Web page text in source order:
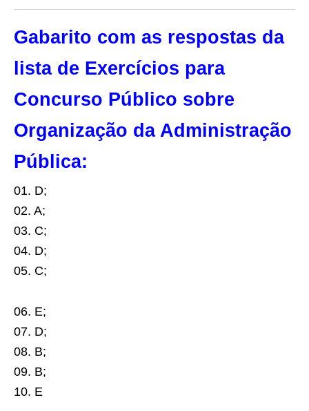
Gabarito com as respostas da
lista de Exercícios para
Concurso Público sobre
Organização da Administração
Pública:
01. D;
02. A;
03. C;
04. D;
05. C;
06. E;
07. D;
08. B;
09. B;
10. E